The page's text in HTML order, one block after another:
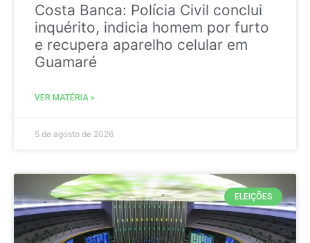
Costa Banca: Polícia Civil conclui
inquérito, indicia homem por furto
e recupera aparelho celular em
Guamaré
VER MATÉRIA »
5 de agosto de 2026
ELEIÇÕES